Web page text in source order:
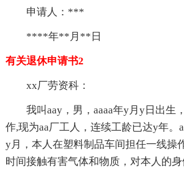
申请人：***
****年**月**日
有关退休申请书2
xx厂劳资科：
我叫aay，男，aaaa年y月y日出生
作,现为aa厂工人，连续工龄已达y年。
y月，本人在塑料制品车间担任一线操
时间接触有害气体和物质，对本人的